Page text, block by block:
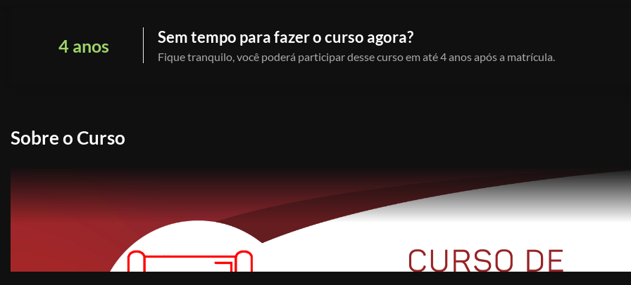
4 anos Sem tempo para fazer o curso agora?
Fique tranquilo, você poderá participar desse curso em até 4 anos após a matrícula.
Sobre o Curso